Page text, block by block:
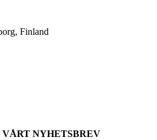
Finland
NYHETSBREV